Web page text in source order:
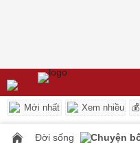
Mới nhất Xem nhiều
Đời sống Chuyện